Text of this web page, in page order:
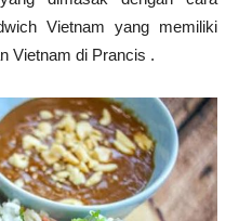
Vietnam yang memiliki
Vietnam di Prancis .